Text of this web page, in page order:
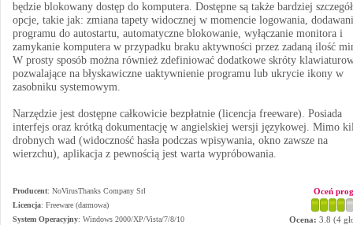
będzie blokowany dostęp do komputera. Dostępne są także bardziej
opcje, takie jak: zmiana tapety widocznej w momencie logowania,
programu do autostartu, automatyczne blokowanie, wyłączanie monitora i
zamykanie komputera w przypadku braku aktywności przez zadaną ilość
W prosty sposób można również zdefiniować dodatkowe skróty
pozwalające na błyskawiczne uaktywnienie programu lub ukrycie ikony w
zasobniku systemowym.
Narzędzie jest dostępne całkowicie bezpłatnie (licencja freeware). Posiada
interfejs oraz krótką dokumentację w angielskiej wersji językowej. Mimo
drobnych wad (widoczność hasła podczas wpisywania, okno zawsze na
wierzchu), aplikacja z pewnością jest warta wypróbowania.
Producent: NoVirusThanks Company Srl
Licencja: Freeware (darmowa)
System Operacyjny: Windows 2000/XP/Vista/7/8/10
Oceń
Ocena: 3.8 (4